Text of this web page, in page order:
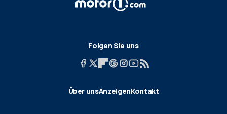
Folgen Sie uns
Über unsAnzeigenKontakt